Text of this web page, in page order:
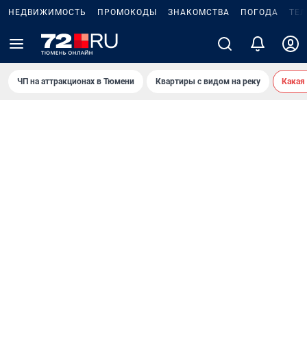
НЕДВИЖИМОСТЬ ПРОМОКОДЫ ЗНАКОМСТВА ПОГОДА
ЧП на аттракционах в Тюмени Квартиры с видом на реку